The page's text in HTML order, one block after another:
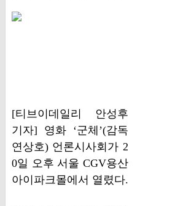
[티브이데일리 안성후
기자] 영화 ‘군체’(감독
연상호) 언론시사회가 2
0일 오후 서울 CGV용산
아이파크몰에서 열렸다.